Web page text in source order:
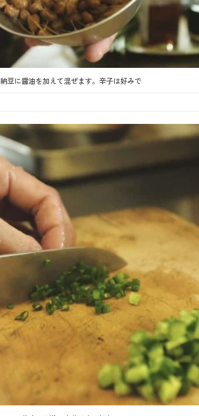
納豆に醤油を加えて混ぜます。辛子は好みで